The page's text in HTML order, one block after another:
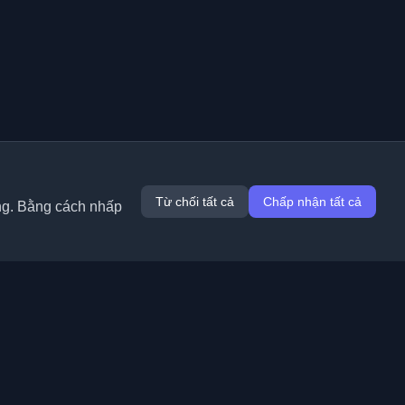
Bằng cách nhấp
Từ chối tất cả Chấp nhận tất cả